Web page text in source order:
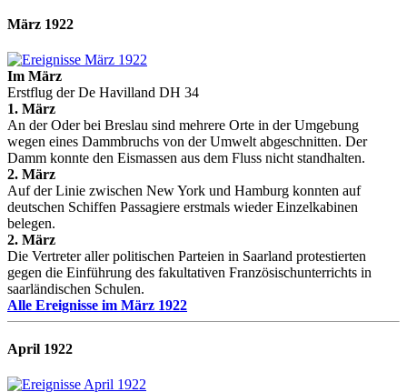
März 1922
Im März
Erstflug der De Havilland DH 34
1. März
An der Oder bei Breslau sind mehrere Orte in der Umgebung
wegen eines Dammbruchs von der Umwelt abgeschnitten. Der
Damm konnte den Eismassen aus dem Fluss nicht standhalten.
2. März
Auf der Linie zwischen New York und Hamburg konnten auf
deutschen Schiffen Passagiere erstmals wieder Einzelkabinen
belegen.
2. März
Die Vertreter aller politischen Parteien in Saarland protestierten
gegen die Einführung des fakultativen Französischunterrichts in
saarländischen Schulen.
Alle Ereignisse im März 1922
April 1922